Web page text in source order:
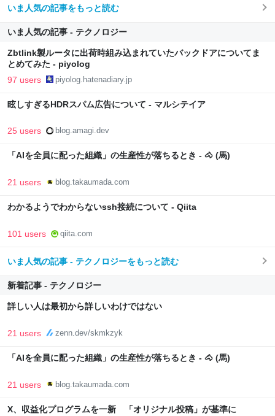
いま人気の記事をもっと読む
いま人気の記事 - テクノロジー
Zbtlink製ルータに出荷時組み込まれていたバックドアについてま
とめてみた - piyolog
97 users piyolog.hatenadiary.jp
眩しすぎるHDRスパム広告について - マルシテイア
25 users blog.amagi.dev
「AIを全員に配った組織」の生産性が落ちるとき - 🐴 (馬)
21 users blog.takaumada.com
わかるようでわからないssh接続について - Qiita
101 users qiita.com
いま人気の記事 - テクノロジーをもっと読む
新着記事 - テクノロジー
詳しい人は最初から詳しいわけではない
21 users zenn.dev/skmkzyk
「AIを全員に配った組織」の生産性が落ちるとき - 🐴 (馬)
21 users blog.takaumada.com
X、収益化プログラムを一新 「オリジナル投稿」が基準に